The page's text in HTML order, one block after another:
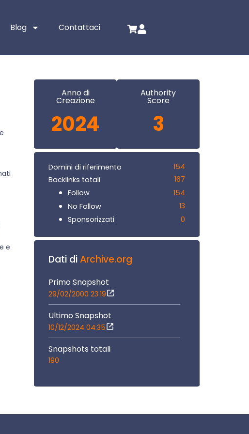
Blog Contattaci
e
Anno di
Creazione
2024
Authority
Score
3
Domini di riferimento
154
Backlinks totali
167
Follow
154
No Follow
13
Sponsorizzati
0
Dati diArchive.org
Primo Snapshot
29/02/2000 23:19
Ultimo Snapshot
10/12/2024 04:35
Snapshots totali
190